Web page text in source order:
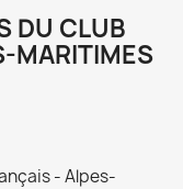
DU CLUB
MARITIMES
- Alpes-